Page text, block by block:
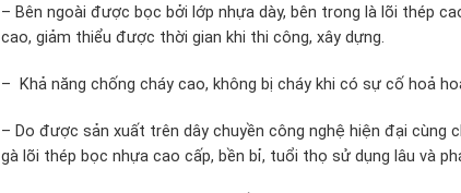
– Bên ngoài được bọc bởi lớp nhựa dày, bên trong là lõi thép
cao, giảm thiểu được thời gian khi thi công, xây dựng.
– Khả năng chống cháy cao, không bị cháy khi có sự cố hoả
– Do được sản xuất trên dây chuyền công nghệ hiện đại
gà lõi thép bọc nhựa cao cấp, bền bỉ, tuổi thọ sử dụng lâu và